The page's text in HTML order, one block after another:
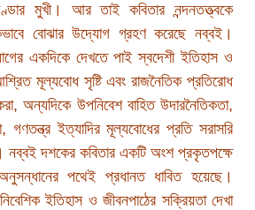
মুখী। আর তাই কবিতার নন্দনতত্ত্বকে
বোঝার উদ্যোগ গ্রহণ করেছে নব্বই।
একদিকে দেখতে পাই স্বদেশী ইতিহাস ও
মূল্যবোধ সৃষ্টি এবং রাজনৈতিক প্রতিরোধ
অন্যদিকে উপনিবেশ বাহিত উদারনৈতিকতা,
গণতন্ত্র ইত্যাদির মূল্যবোধের প্রতি সরাসরি
দশকের কবিতার একটি অংশ প্রকৃতপক্ষে
পথেই প্রধানত ধাবিত হয়েছে।
ইতিহাস ও জীবনপাঠের সক্রিয়তা দেখা